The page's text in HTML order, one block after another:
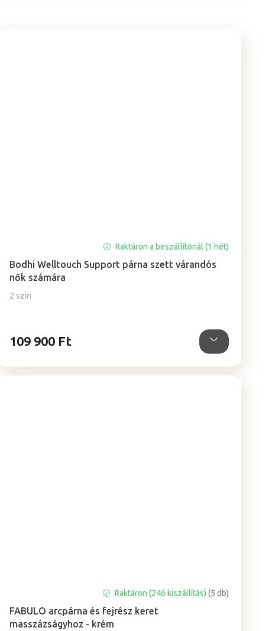
Bodhi Welltouch Support párna szett várandós
nők számára
2 szín
Raktáron a beszállítónál (1 hét)
109 900 Ft
FABULO arcpárna és fejrész keret
masszázságyhoz - krém
átlagos
értékelése
Raktáron (24ó kiszállítás) (5 db)